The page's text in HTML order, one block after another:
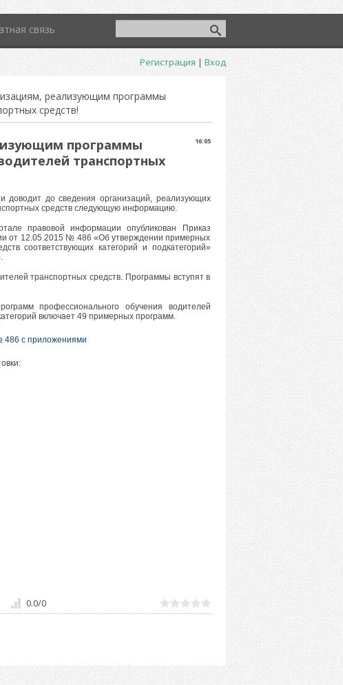
связь
Регистрация|Вход
реализующим программы
средств!
16:05
программы
транспортных
доводит до сведения организаций, реализующих
средств следующую информацию.
правовой информации опубликован Приказ
от 12.05.2015 № 486 «Об утверждении примерных
соответствующих категорий и подкатегорий»
транспортных средств. Программы вступят в
профессионального обучения водителей
включает 49 примерных программ.
486 с приложениями
0.0/0